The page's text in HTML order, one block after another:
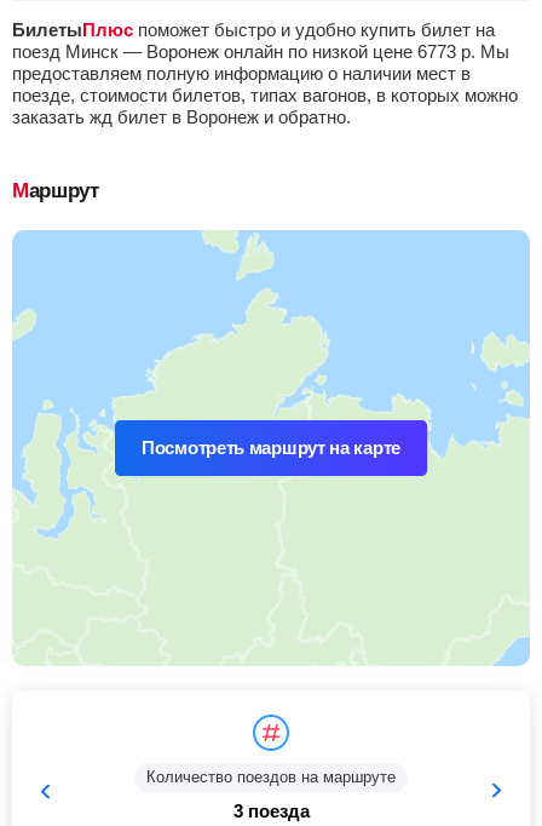
БилетыПлюс поможет быстро и удобно купить билет на
поезд Минск — Воронеж онлайн по низкой цене 6773 р. Мы
предоставляем полную информацию о наличии мест в
поезде, стоимости билетов, типах вагонов, в которых можно
заказать жд билет в Воронеж и обратно.
Маршрут
Посмотреть маршрут на карте
Количество поездов на маршруте
3 поезда